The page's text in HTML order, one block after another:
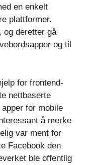
en enkelt
plattformer.
og deretter gå
og til
for frontend-
nettbaserte
for mobile
å merke
var ment for
Facebook den
ble offentlig